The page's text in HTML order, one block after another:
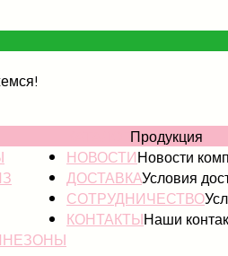
Продукция
НОВОСТИНовости
ДОСТАВКАУсловия
СОТРУДНИЧЕСТВО
КОНТАКТЫНаши